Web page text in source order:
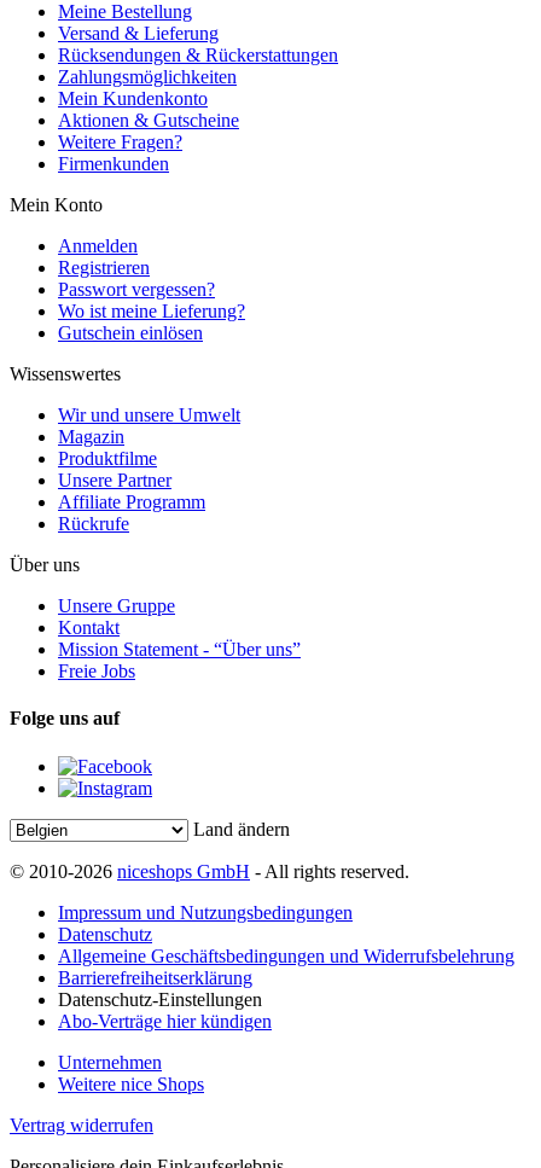
Meine Bestellung
Versand & Lieferung
Rücksendungen & Rückerstattungen
Zahlungsmöglichkeiten
Mein Kundenkonto
Aktionen & Gutscheine
Weitere Fragen?
Firmenkunden
Mein Konto
Anmelden
Registrieren
Passwort vergessen?
Wo ist meine Lieferung?
Gutschein einlösen
Wissenswertes
Wir und unsere Umwelt
Magazin
Produktfilme
Unsere Partner
Affiliate Programm
Rückrufe
Über uns
Unsere Gruppe
Kontakt
Mission Statement - “Über uns”
Freie Jobs
Folge uns auf
Land ändern
© 2010-2026 niceshops GmbH - All rights reserved.
Impressum und Nutzungsbedingungen
Datenschutz
Allgemeine Geschäftsbedingungen und Widerrufsbelehrung
Barrierefreiheitserklärung
Datenschutz-Einstellungen
Abo-Verträge hier kündigen
Unternehmen
Weitere nice Shops
Vertrag widerrufen